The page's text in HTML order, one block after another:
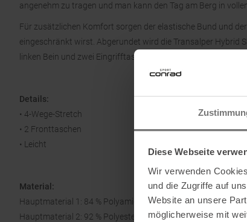
Diese Webseite
Wir verwenden
und die Zugriffe auf
Website an unsere
möglicherweise mit
angenehm zu tragen und man kann den Tag am Berg in
Für zusätzlichen Komfort sorgen der elastische Bund und
eingeschränkt wirst. Abgerundet wird die Transalper Hybrid
linken Bein und zwei Eingrifftaschen vorne.
Details:
• 4-Wege-Stretch
• 2 Fronttaschen
• Leicht
Material:
Hauptmaterial 1: 84 % Polyamid, 16 % Elasthan
Hauptmaterial 2: 92 % Polyester, 8 % Elasthan